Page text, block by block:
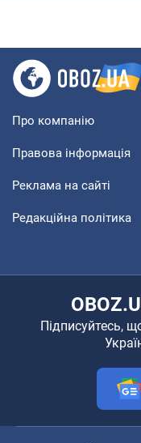
Про компанію
Правова інформація
Реклама на сайті
Редакційна політика
Підписуйтесь,